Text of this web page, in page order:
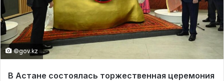
©gov.kz
В Астане состоялась торжественная церемония